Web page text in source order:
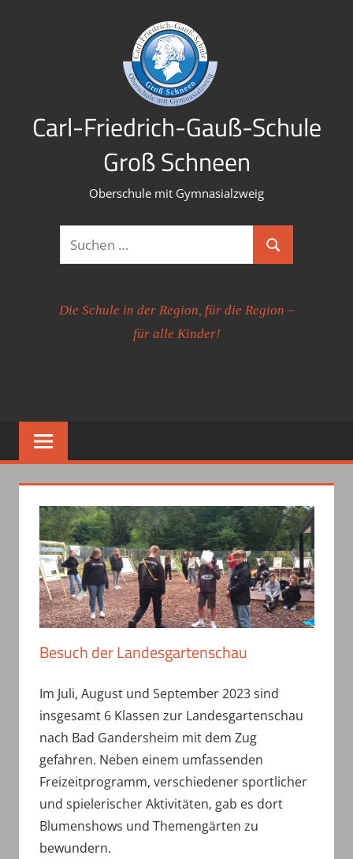
Carl-Friedrich-Gauß-Schule
Groß Schneen
Oberschule mit Gymnasialzweig
Suchen
nach:
Suchen
Die Schule in der Region, für die Region –
für alle Kinder!
Besuch der Landesgartenschau
Im Juli, August und September 2023 sind
insgesamt 6 Klassen zur Landesgartenschau
nach Bad Gandersheim mit dem Zug
gefahren. Neben einem umfassenden
Freizeitprogramm, verschiedener sportlicher
und spielerischer Aktivitäten, gab es dort
Blumenshows und Themengärten zu
bewundern.